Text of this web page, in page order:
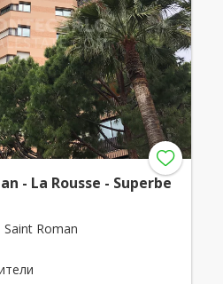
- La Rousse - Superbe
Roman